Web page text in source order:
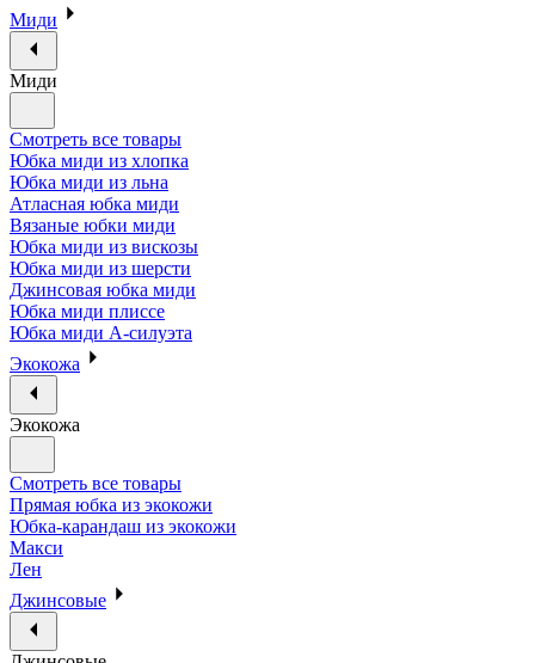
Миди
Миди
Смотреть все товары
Юбка миди из хлопка
Юбка миди из льна
Атласная юбка миди
Вязаные юбки миди
Юбка миди из вискозы
Юбка миди из шерсти
Джинсовая юбка миди
Юбка миди плиссе
Юбка миди А-силуэта
Экокожа
Экокожа
Смотреть все товары
Прямая юбка из экокожи
Юбка-карандаш из экокожи
Макси
Лен
Джинсовые